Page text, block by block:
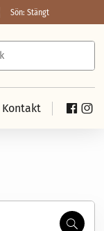
Sön: Stängt
Kontakt
Zoom